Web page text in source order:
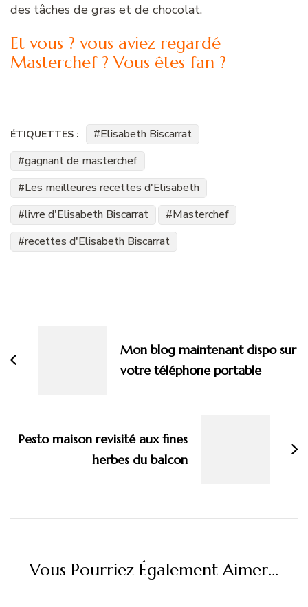
des tâches de gras et de chocolat.
Et vous ? vous aviez regardé
Masterchef ? Vous êtes fan ?
ÉTIQUETTES :
Elisabeth Biscarrat
gagnant de masterchef
Les meilleures recettes d'Elisabeth
livre d'Elisabeth Biscarrat
Masterchef
recettes d'Elisabeth Biscarrat
Mon blog maintenant dispo sur
votre téléphone portable
Pesto maison revisité aux fines
herbes du balcon
Vous Pourriez Également Aimer...